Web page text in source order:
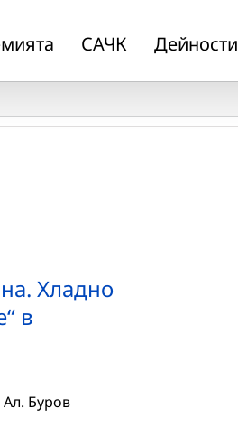
САЧК Дейности
Хладно
в
Ал. Буров